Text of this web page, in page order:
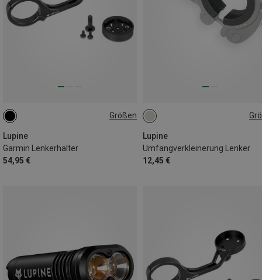
Größen
Lupine
Garmin Lenkerhalter
54,95 €
31.8MM
Lupine
Umfangverkleinerung Lenker
12,45 €
31.8MM